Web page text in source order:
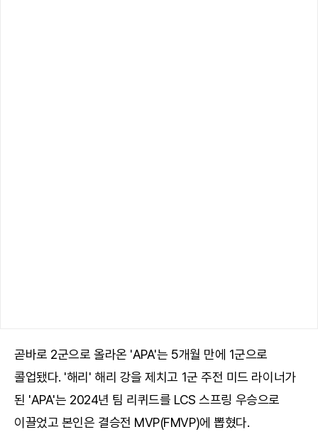
곧바로 2군으로 올라온 'APA'는 5개월 만에 1군으로
콜업됐다. '해리' 해리 강을 제치고 1군 주전 미드 라이너가
된 'APA'는 2024년 팀 리퀴드를 LCS 스프링 우승으로
이끌었고 본인은 결승전 MVP(FMVP)에 뽑혔다.